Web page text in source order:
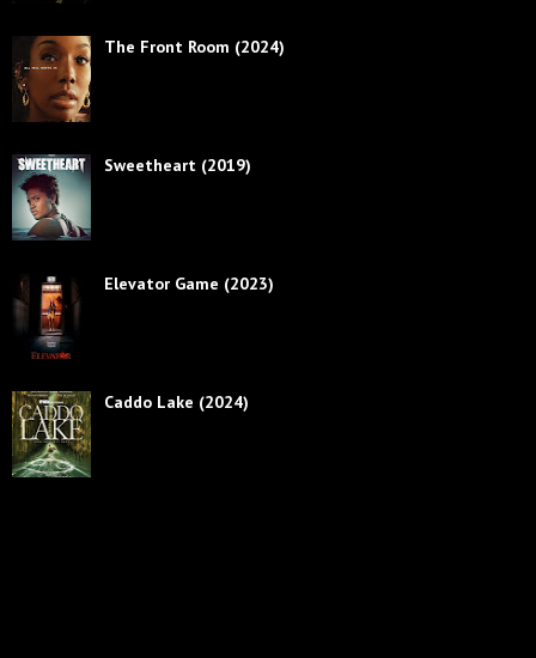
The Front Room (2024)
Sweetheart (2019)
Elevator Game (2023)
Caddo Lake (2024)